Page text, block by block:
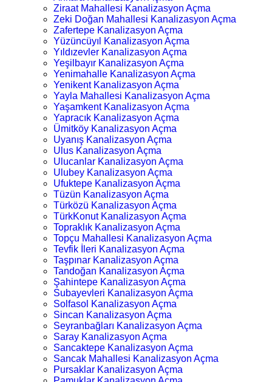
Ziraat Mahallesi Kanalizasyon Açma
Zeki Doğan Mahallesi Kanalizasyon Açma
Zafertepe Kanalizasyon Açma
Yüzüncüyıl Kanalizasyon Açma
Yıldızevler Kanalizasyon Açma
Yeşilbayır Kanalizasyon Açma
Yenimahalle Kanalizasyon Açma
Yenikent Kanalizasyon Açma
Yayla Mahallesi Kanalizasyon Açma
Yaşamkent Kanalizasyon Açma
Yapracık Kanalizasyon Açma
Ümitköy Kanalizasyon Açma
Uyanış Kanalizasyon Açma
Ulus Kanalizasyon Açma
Ulucanlar Kanalizasyon Açma
Ulubey Kanalizasyon Açma
Ufuktepe Kanalizasyon Açma
Tüzün Kanalizasyon Açma
Türközü Kanalizasyon Açma
TürkKonut Kanalizasyon Açma
Topraklık Kanalizasyon Açma
Topçu Mahallesi Kanalizasyon Açma
Tevfik İleri Kanalizasyon Açma
Taşpınar Kanalizasyon Açma
Tandoğan Kanalizasyon Açma
Şahintepe Kanalizasyon Açma
Subayevleri Kanalizasyon Açma
Solfasol Kanalizasyon Açma
Sincan Kanalizasyon Açma
Seyranbağları Kanalizasyon Açma
Saray Kanalizasyon Açma
Sancaktepe Kanalizasyon Açma
Sancak Mahallesi Kanalizasyon Açma
Pursaklar Kanalizasyon Açma